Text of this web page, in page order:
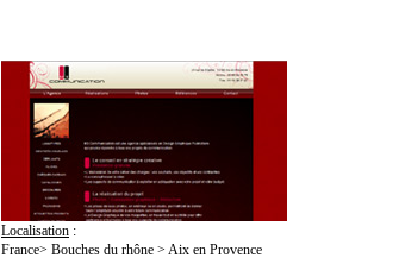
Localisation :
France> Bouches du rhône > Aix en Provence